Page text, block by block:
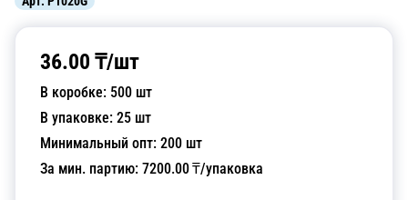
36.00 ₸/шт
В коробке: 500 шт
В упаковке: 25 шт
Минимальный опт: 200 шт
За мин. партию: 7200.00₸/упаковка